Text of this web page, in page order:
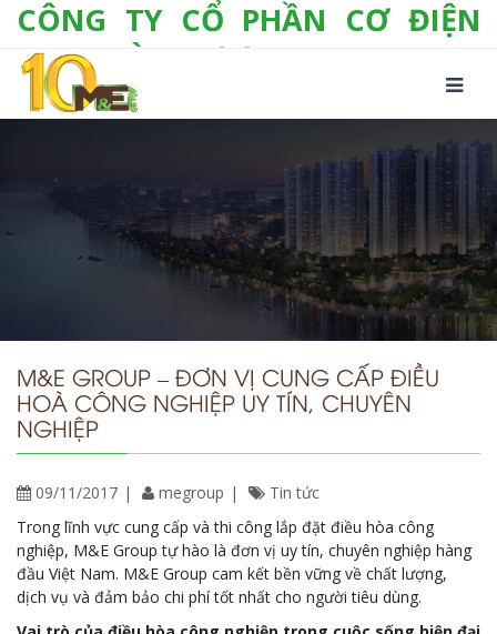
CÔNG TY CỔ PHẦN CƠ ĐIỆN
LẠNH VÀ THƯƠNG MẠI M&E
Số 10/357 Tam Trinh, P. Hoàng Văn Thụ, Q.
Hoàng Mai, TP. Hà Nội
Fax: +(84-24) 3 632 1297
Email: info@megroup.vn Website: www.megroup.vn
M&E GROUP – ĐƠN VỊ CUNG CẤP ĐIỀU
HOÀ CÔNG NGHIỆP UY TÍN, CHUYÊN
NGHIỆP
09/11/2017 megroup
Tin tức
Trong lĩnh vực cung cấp và thi công lắp đặt điều hòa công
nghiệp, M&E Group tự hào là đơn vị uy tín, chuyên nghiệp hàng
đầu Việt Nam. M&E Group cam kết bền vững về chất lượng,
dịch vụ và đảm bảo chi phí tốt nhất cho người tiêu dùng.